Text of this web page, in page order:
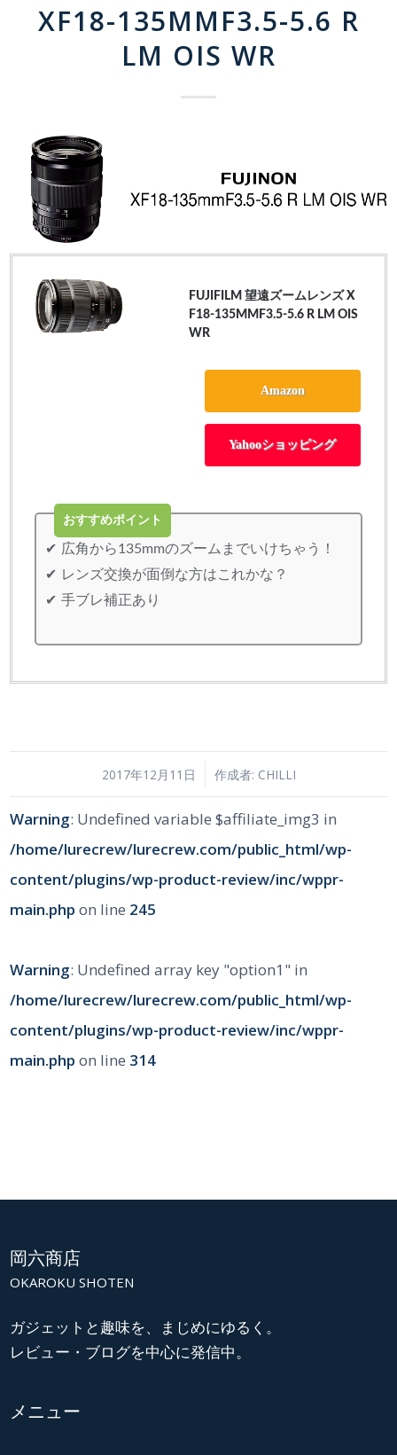
XF18-135MMF3.5-5.6 R
LM OIS WR
FUJIFILM 望遠ズームレンズ X
F18-135MMF3.5-5.6 R LM OIS
WR
Amazon
Yahooショッピング
おすすめポイント
広角から135mmのズームまでいけちゃう！
レンズ交換が面倒な方はこれかな？
手ブレ補正あり
2017年12月11日
/ 作成者: CHILLI
Warning: Undefined variable $affiliate_img3 in
/home/lurecrew/lurecrew.com/public_html/wp-
content/plugins/wp-product-review/inc/wppr-
main.php on line 245
Warning: Undefined array key "option1" in
/home/lurecrew/lurecrew.com/public_html/wp-
content/plugins/wp-product-review/inc/wppr-
main.php on line 314
岡六商店
OKAROKU SHOTEN
ガジェットと趣味を、まじめにゆるく。
レビュー・ブログを中心に発信中。
メニュー